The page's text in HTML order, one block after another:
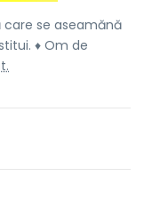
care se aseamănă
♦ Om de